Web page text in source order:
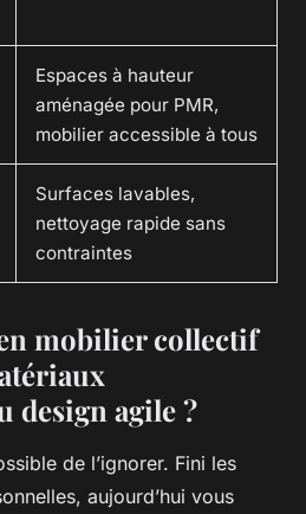
Espaces à hauteur
aménagée pour PMR,
mobilier accessible à tous
Surfaces lavables,
nettoyage rapide sans
contraintes
mobilier collectif
design agile ?
de l’ignorer. Fini les
aujourd’hui vous